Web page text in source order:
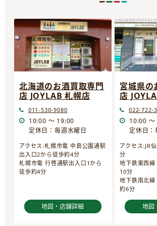
北海道のお酒買取専門
店 JOYLAB 札幌店
011-530-9080
10:00 ～ 19:00
定休日：毎週水曜日
アクセス:札幌市電 中島公園通駅
出入口2から徒歩約4分
札幌市電 行啓通駅出入口1から
徒歩約4分
地図・店舗詳細
宮城県の
店
022-722-
10:00
定休日：
アクセス:JR
分
地下鉄東西
10分
地下鉄南北
約6分
地図